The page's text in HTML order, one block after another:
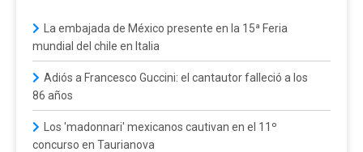
La embajada de México presente en la 15ª Feria
mundial del chile en Italia
Adiós a Francesco Guccini: el cantautor falleció a los
86 años
Los 'madonnari' mexicanos cautivan en el 11º
concurso en Taurianova